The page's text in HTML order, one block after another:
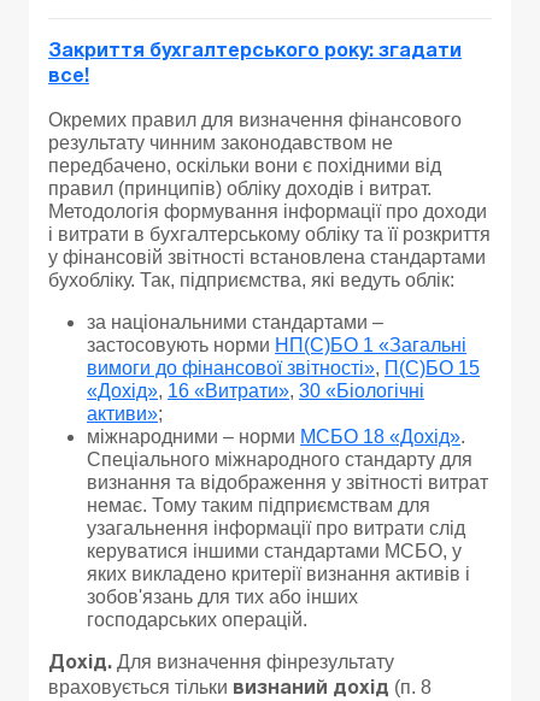
Закриття бухгалтерського року: згадати
все!
Окремих правил для визначення фінансового
результату чинним законодавством не
передбачено, оскільки вони є похідними від
правил (принципів) обліку доходів і витрат.
Методологія формування інформації про доходи
і витрати в бухгалтерському обліку та її розкриття
у фінансовій звітності встановлена стандартами
бухобліку. Так, підприємства, які ведуть облік:
за національними стандартами –
застосовують норми НП(С)БО 1 «Загальні
вимоги до фінансової звітності», П(С)БО 15
«Дохід», 16 «Витрати», 30 «Біологічні
активи»;
міжнародними – норми МСБО 18 «Дохід».
Спеціального міжнародного стандарту для
визнання та відображення у звітності витрат
немає. Тому таким підприємствам для
узагальнення інформації про витрати слід
керуватися іншими стандартами МСБО, у
яких викладено критерії визнання активів і
зобов'язань для тих або інших
господарських операцій.
Дохід. Для визначення фінрезультату
враховується тільки визнаний дохід (п. 8